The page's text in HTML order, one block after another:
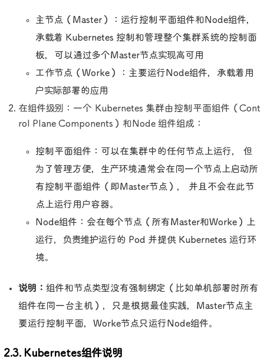
主节点（Master）：运行控制平面组件和Node组件，
承载着 Kubernetes 控制和管理整个集群系统的控制面
板，可以通过多个Master节点实现高可用
工作节点（Worke）：主要运行Node组件，承载着用
户实际部署的应用
在组件级别：一个 Kubernetes 集群由控制平面组件（Cont
rol Plane Components）和Node 组件组成：
控制平面组件：可以在集群中的任何节点上运行， 但
为了管理方便，生产环境通常会在同一个节点上启动所
有控制平面组件（即Master节点）， 并且不会在此节
点上运行用户容器。
Node组件：会在每个节点（所有Master和Worke）上
运行，负责维护运行的 Pod 并提供 Kubernetes 运行环
境。
说明：组件和节点类型没有强制绑定（比如单机部署时所有
组件在同一台主机），只是根据最佳实践，Master节点主
要运行控制平面，Worke节点只运行Node组件。
2.3. Kubernetes组件说明